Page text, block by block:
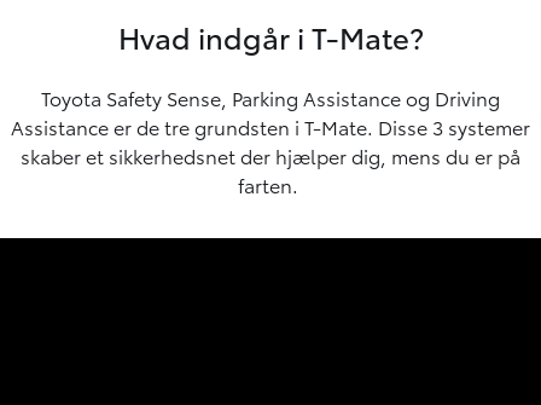
Hvad indgår i T-Mate?
Toyota Safety Sense, Parking Assistance og Driving
Assistance er de tre grundsten i T-Mate. Disse 3 systemer
skaber et sikkerhedsnet der hjælper dig, mens du er på
farten.